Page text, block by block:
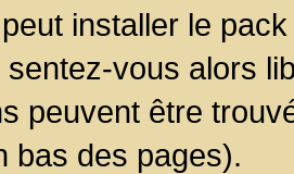
installer le
vous alors
peuvent être
bas des pages).